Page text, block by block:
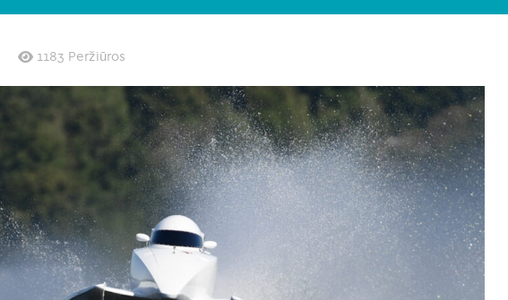
1183 Peržiūros